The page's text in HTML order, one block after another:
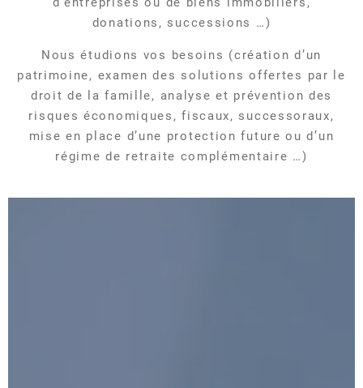
donations, successions …)
Nous étudions vos besoins (création d’un
patrimoine, examen des solutions offertes par le
droit de la famille, analyse et prévention des
risques économiques, fiscaux, successoraux,
mise en place d’une protection future ou d’un
régime de retraite complémentaire …)